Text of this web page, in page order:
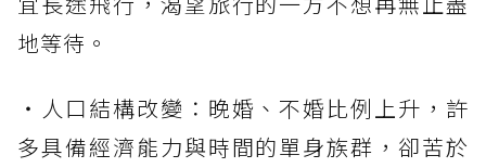
地等待。
・人口結構改變：晚婚、不婚比例上升，許
多具備經濟能力與時間的單身族群，卻苦於